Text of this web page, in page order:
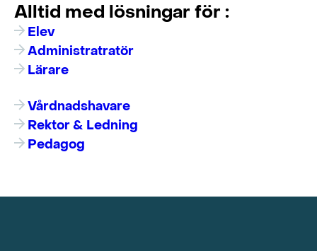
Alltid med lösningar för :
Elev
Administratratör
Lärare
Vårdnadshavare
Rektor & Ledning
Pedagog